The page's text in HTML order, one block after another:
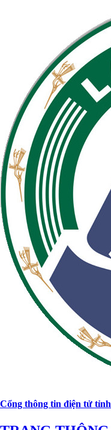
Cổng thông tin điện tử